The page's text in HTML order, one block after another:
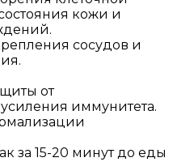
кожи и
сосудов и
от
иммунитета.
за 15-20 минут до еды